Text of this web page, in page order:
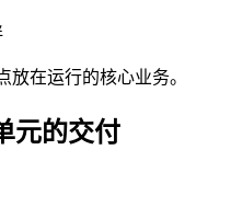
在运行的核心业务。
元的交付